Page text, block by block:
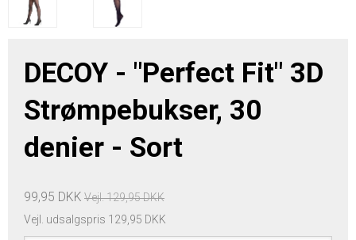
DECOY - "Perfect Fit" 3D
Strømpebukser, 30
denier - Sort
99,95 DKK Vejl. 129,95 DKK
Vejl. udsalgspris 129,95 DKK